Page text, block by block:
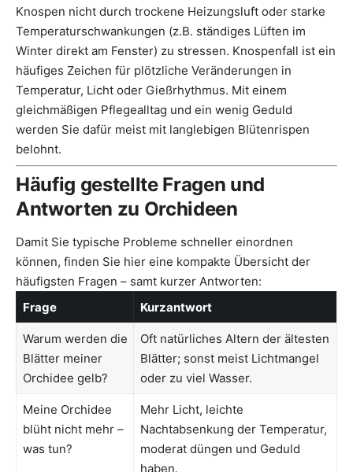
Knospen nicht durch trockene Heizungsluft oder starke
Temperaturschwankungen (z.B. ständiges Lüften im
Winter direkt am Fenster) zu stressen. Knospenfall ist ein
häufiges Zeichen für plötzliche Veränderungen in
Temperatur, Licht oder Gießrhythmus. Mit einem
gleichmäßigen Pflegealltag und ein wenig Geduld
werden Sie dafür meist mit langlebigen Blütenrispen
belohnt.
Häufig gestellte Fragen und
Antworten zu Orchideen
Damit Sie typische Probleme schneller einordnen
können, finden Sie hier eine kompakte Übersicht der
häufigsten Fragen – samt kurzer Antworten:
Frage
Kurzantwort
Warum werden die
Blätter meiner
Orchidee gelb?
Oft natürliches Altern der ältesten
Blätter; sonst meist Lichtmangel
oder zu viel Wasser.
Meine Orchidee
blüht nicht mehr –
was tun?
Mehr Licht, leichte
Nachtabsenkung der Temperatur,
moderat düngen und Geduld
haben.